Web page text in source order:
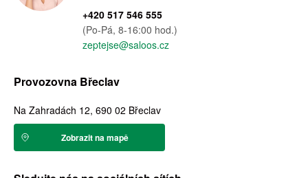
+420 517 546 555
(Po-Pá, 8-16:00 hod.)
zeptejse@saloos.cz
Provozovna Břeclav
Na Zahradách 12, 690 02 Břeclav
Zobrazit na mapě